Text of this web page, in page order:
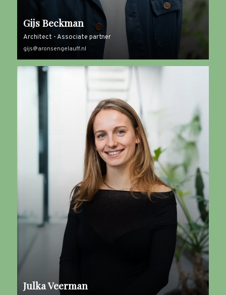
Gijs Beckman
Architect - Associate partner
gijs@aronsengelauff.nl
Julka Veerman